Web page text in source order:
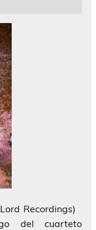
Recordings)
del cuarteto